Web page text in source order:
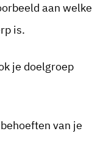
aan welke
is.
je doelgroep
van je